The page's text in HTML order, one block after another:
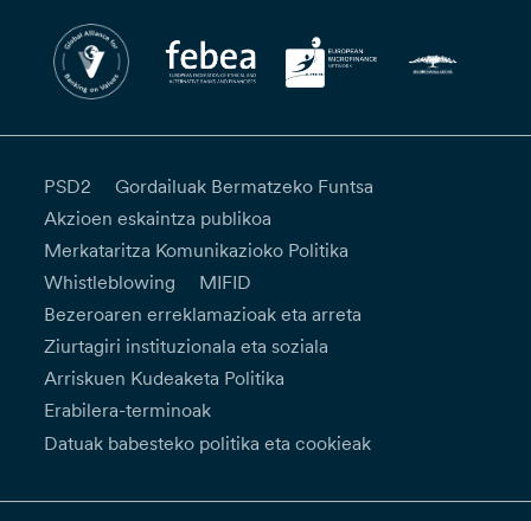
PSD2
Gordailuak Bermatzeko Funtsa
Akzioen eskaintza publikoa
Merkataritza Komunikazioko Politika
Whistleblowing
MIFID
Bezeroaren erreklamazioak eta arreta
Ziurtagiri instituzionala eta soziala
Arriskuen Kudeaketa Politika
Erabilera-terminoak
Datuak babesteko politika eta cookieak